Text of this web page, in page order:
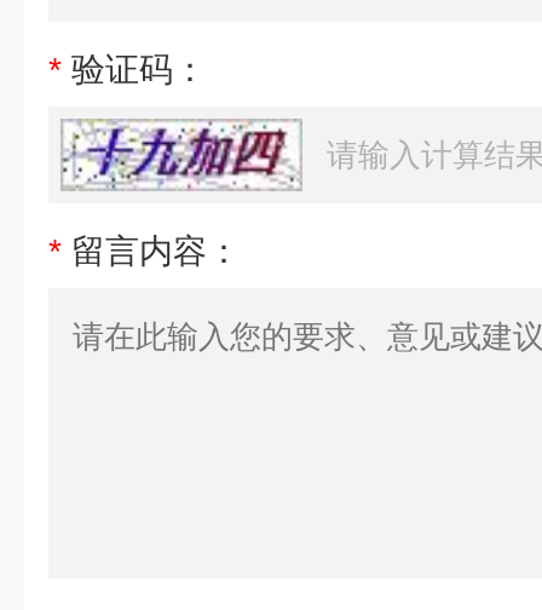
* 验证码：
* 留言内容：